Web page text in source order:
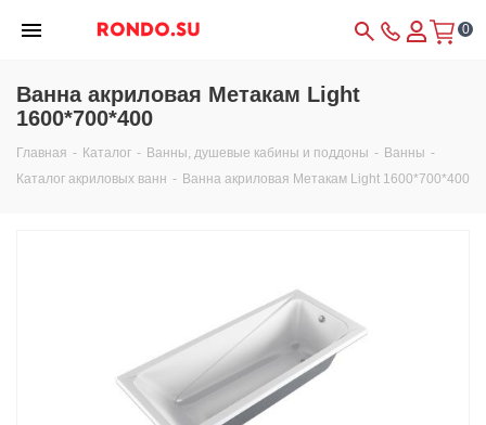
0
Ванна акриловая Метакам Light
1600*700*400
Главная - Каталог - Ванны, душевые кабины и поддоны - Ванны -
Каталог акриловых ванн - Ванна акриловая Метакам Light 1600*700*400